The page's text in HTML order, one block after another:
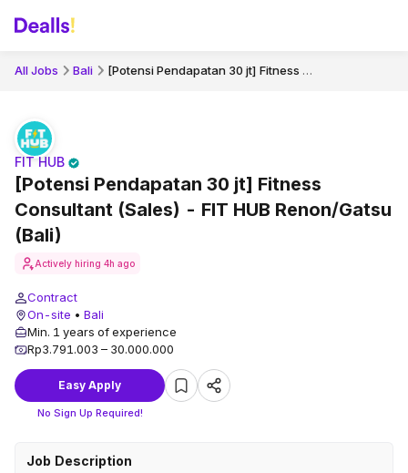
All Jobs Bali [Potensi Pendapatan 30 jt] Fitness Consultant (Sales) - FIT HUB Renon/Gatsu (Bali)
[Potensi Pendapatan 30 jt] Fitness
Consultant (Sales) - FIT HUB Renon/Gatsu
(Bali)
FIT HUB
Actively hiring 4h ago
Contract
On-site • Bali
Min. 1 years of experience
Rp3.791.003 – 30.000.000
Easy Apply
No Sign Up Required!
Job Description